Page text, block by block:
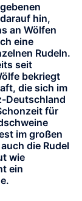
hin,
an Wölfen
eine
Rudeln.
seit
bekriegt
die sich im
Deutschland
für
im großen
die Rudel
wie
ein